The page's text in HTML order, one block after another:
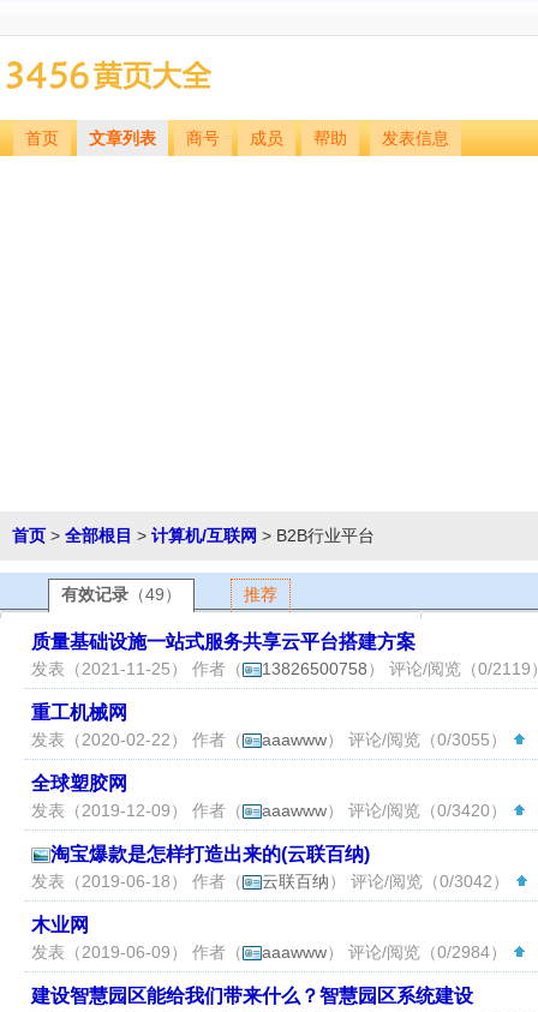
首页 文章列表 商号 成员 帮助 发表信息
首页 > 全部根目 > 计算机/互联网 > B2B行业平台
有效记录 （49） 推荐
质量基础设施一站式服务共享云平台搭建方案
发表（2021-11-25） 作者（ 13826500758） 评论/阅览（0/
重工机械网
发表（2020-02-22） 作者（ aaawww） 评论/阅览（0/3055）
全球塑胶网
发表（2019-12-09） 作者（ aaawww） 评论/阅览（0/3420）
淘宝爆款是怎样打造出来的(云联百纳)
发表（2019-06-18） 作者（ 云联百纳） 评论/阅览（0/3042）
木业网
发表（2019-06-09） 作者（ aaawww） 评论/阅览（0/2984）
建设智慧园区能给我们带来什么？智慧园区系统建设